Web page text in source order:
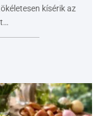
kísérik az